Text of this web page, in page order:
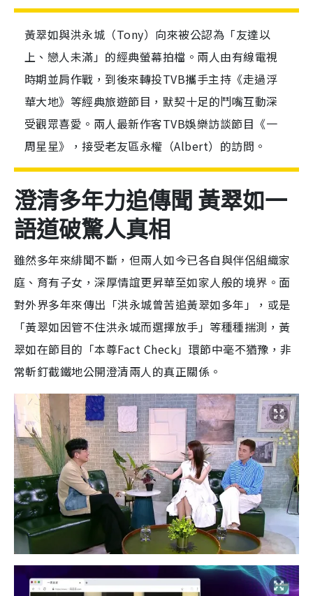
黃翠如與洪永城（Tony）向來被公認為「友達以
上、戀人未滿」的經典螢幕拍檔。兩人由有線電視
時期並肩作戰，到後來轉投TVB攜手主持《走過浮
華大地》等經典旅遊節目，默契十足的鬥嘴互動深
受觀眾喜愛。兩人最新作客TVB娛樂訪談節目《一
周星星》，接受老友區永權（Albert）的訪問。
澄清多年力追傳聞 黃翠如一
語道破驚人真相
雖然多年來緋聞不斷，但兩人如今已各自與伴侶組織家
庭、育有子女，深厚情誼更昇華至如家人般的境界。面
對外界多年來傳出「洪永城曾苦追黃翠如多年」，或是
「黃翠如因管不住洪永城而選擇放手」等種種揣測，黃
翠如在節目的「本尊Fact Check」環節中毫不猶豫，非
常斬釘截鐵地公開澄清兩人的真正關係。